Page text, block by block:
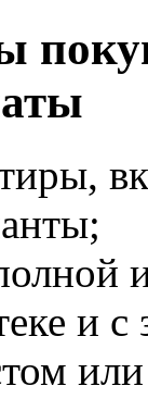
и с